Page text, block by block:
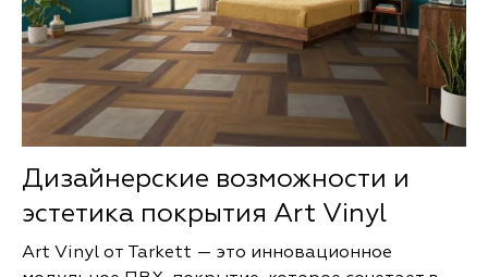
Дизайнерские возможности и
эстетика покрытия Art Vinyl
Art Vinyl от Tarkett — это инновационное